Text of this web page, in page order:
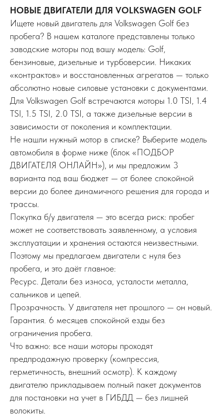
НОВЫЕ ДВИГАТЕЛИ ДЛЯ VOLKSWAGEN GOLF
Ищете новый двигатель для Volkswagen Golf без
пробега? В нашем каталоге представлены только
заводские моторы под вашу модель: Golf,
бензиновые, дизельные и турбоверсии. Никаких
«контрактов» и восстановленных агрегатов — только
абсолютно новые силовые установки с документами.
Для Volkswagen Golf встречаются моторы 1.0 TSI, 1.4
TSI, 1.5 TSI, 2.0 TSI, а также дизельные версии в
зависимости от поколения и комплектации.
Не нашли нужный мотор в списке? Выберите модель
автомобиля в форме ниже (блок «ПОДБОР
ДВИГАТЕЛЯ ОНЛАЙН»), и мы предложим 3
варианта под ваш бюджет — от более спокойной
версии до более динамичного решения для города и
трассы.
Покупка б/у двигателя — это всегда риск: пробег
может не соответствовать заявленному, а условия
эксплуатации и хранения остаются неизвестными.
Поэтому мы предлагаем двигатели с нуля без
пробега, и это даёт главное:
Ресурс. Детали без износа, усталости металла,
сальников и цепей.
Прозрачность. У двигателя нет прошлого — он новый.
Гарантия. 6 месяцев спокойной езды без
ограничения пробега.
Что важно: все наши моторы проходят
предпродажную проверку (компрессия,
герметичность, внешний осмотр). К каждому
двигателю прикладываем полный пакет документов
для постановки на учет в ГИБДД — без лишней
волокиты.